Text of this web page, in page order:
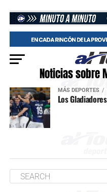
Noticias sobre
MÁS DEPORTES
Los